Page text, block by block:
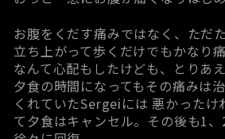
お腹をくだす痛みではなく、ただ
立ち上がって歩くだけでもかなり
なんて心配もしたけども、とりあ
夕食の時間になってもその痛みは
くれていたSergeiには 悪かったけ
て夕食はキャンセル。その後も1、